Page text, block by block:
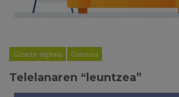
Gizarte digitala Osasuna
Telelanaren “leuntzea”